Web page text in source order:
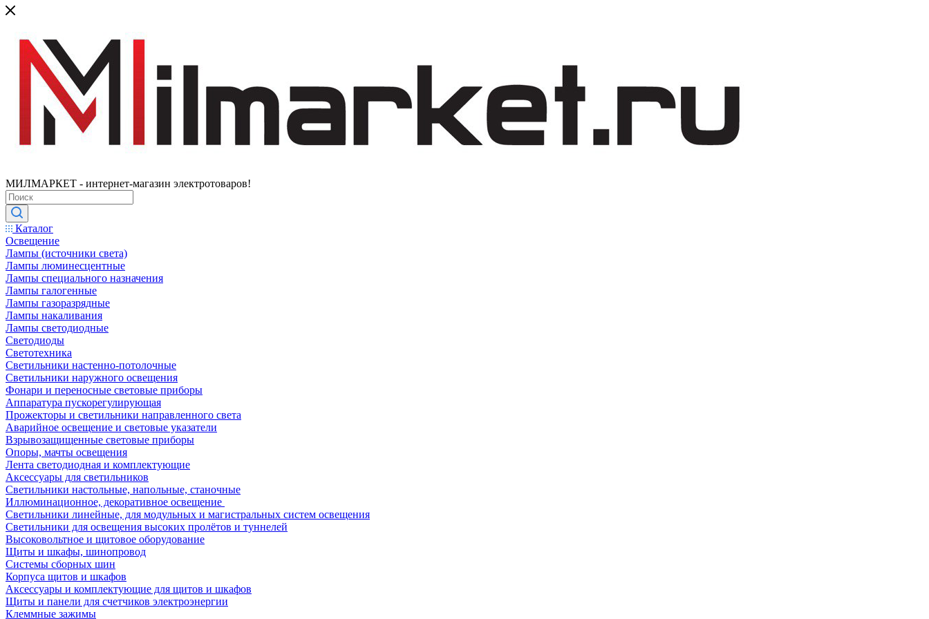
МИЛМАРКЕТ - интернет-магазин электротоваров!
Каталог
Освещение
Лампы (источники света)
Лампы люминесцентные
Лампы специального назначения
Лампы галогенные
Лампы газоразрядные
Лампы накаливания
Лампы светодиодные
Светодиоды
Светотехника
Светильники настенно-потолочные
Светильники наружного освещения
Фонари и переносные световые приборы
Аппаратура пускорегулирующая
Прожекторы и светильники направленного света
Аварийное освещение и световые указатели
Взрывозащищенные световые приборы
Опоры, мачты освещения
Лента светодиодная и комплектующие
Аксессуары для светильников
Светильники настольные, напольные, станочные
Иллюминационное, декоративное освещение
Светильники линейные, для модульных и магистральных систем освещения
Светильники для освещения высоких пролётов и туннелей
Высоковольтное и щитовое оборудование
Щиты и шкафы, шинопровод
Системы сборных шин
Корпуса щитов и шкафов
Аксессуары и комплектующие для щитов и шкафов
Щиты и панели для счетчиков электроэнергии
Клеммные зажимы